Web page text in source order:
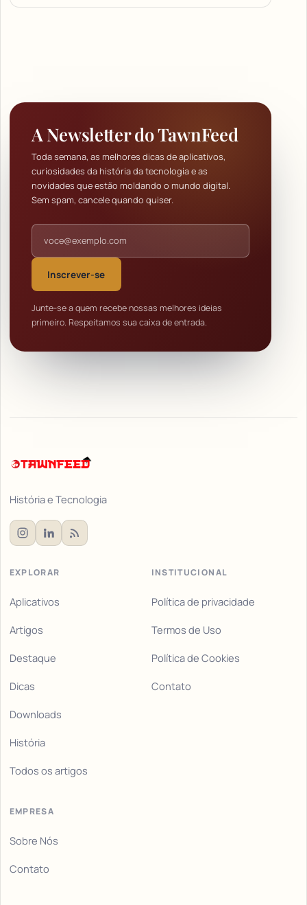
A Newsletter do TawnFeed
Toda semana, as melhores dicas de aplicativos,
curiosidades da história da tecnologia e as
novidades que estão moldando o mundo digital.
Sem spam, cancele quando quiser.
Endereço de e-mail
Inscrever-se
Junte-se a quem recebe nossas melhores ideias
primeiro. Respeitamos sua caixa de entrada.
História e Tecnologia
EXPLORAR
Aplicativos
Artigos
Destaque
Dicas
Downloads
História
Todos os artigos
INSTITUCIONAL
Política de privacidade
Termos de Uso
Política de Cookies
Contato
EMPRESA
Sobre Nós
Contato